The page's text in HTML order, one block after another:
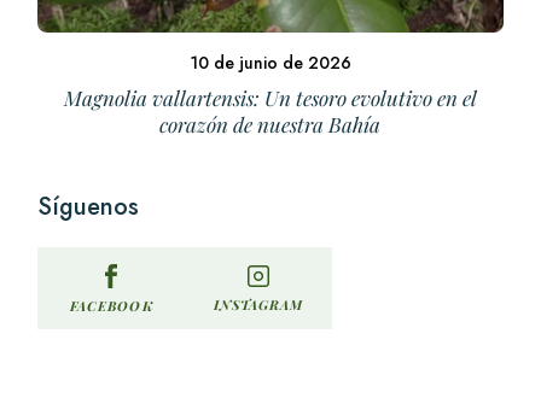
10 de junio de 2026
Magnolia vallartensis: Un tesoro evolutivo en el
corazón de nuestra Bahía
Síguenos
FACEBOOK INSTAGRAM